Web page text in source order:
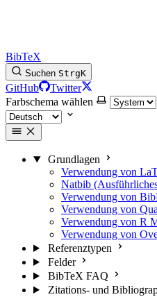
BibTeX
Suchen StrgK
GitHub
Twitter
Farbschema wählen
Grundlagen
Verwendung von
Natbib
Verwendung von
Verwendung von
Verwendung von R
Verwendung von
Referenztypen
Felder
BibTeX FAQ
Zitations- und